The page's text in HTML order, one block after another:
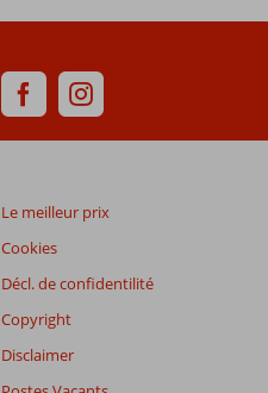
Le meilleur prix
Cookies
Décl. de confidentilité
Copyright
Disclaimer